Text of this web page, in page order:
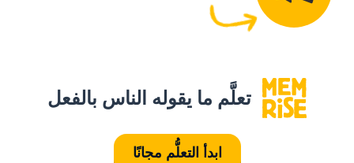
تعلَّم ما يقوله الناس بالفعل
ابدأ التعلُّم مجانًا